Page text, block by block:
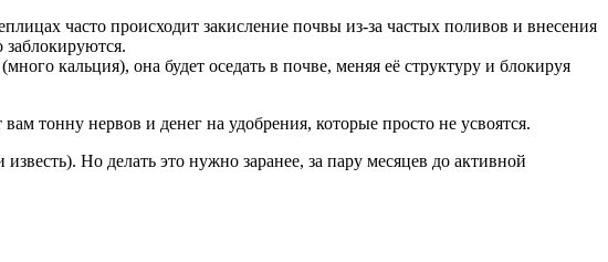
часто происходит закисление почвы из-за частых поливов и внесения
кальция), она будет оседать в почве, меняя её структуру и блокируя
тонну нервов и денег на удобрения, которые просто не усвоятся.
Но делать это нужно заранее, за пару месяцев до активной